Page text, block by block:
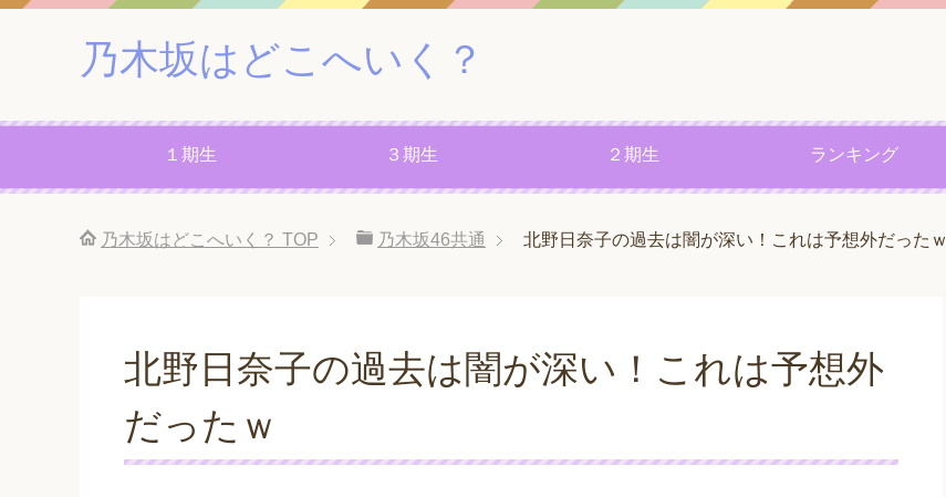
乃木坂はどこへいく？
１期生 ３期生 ２期生 ランキング
乃木坂はどこへいく？ TOP 乃木坂46共通 北野日奈子の過去は闇が深い！これは予想外だったｗ
北野日奈子の過去は闇が深い！これは予想外
だったｗ